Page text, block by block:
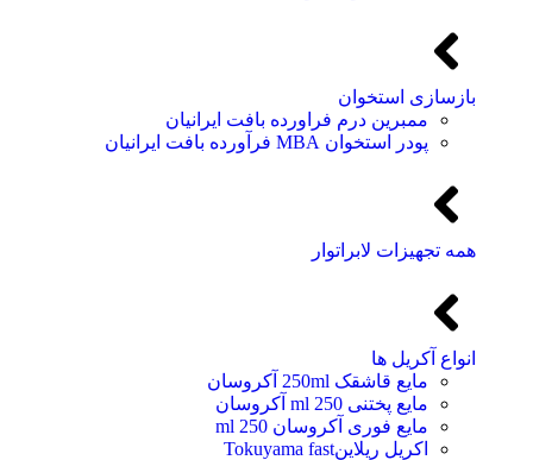
بازسازی استخوان
ممبرین درم فراورده بافت ایرانیان
پودر استخوان MBA فرآورده بافت ایرانیان
همه تجهیزات لابراتوار
انواع آکریل ها
مایع قاشقک 250ml آکروسان
مایع پختنی 250 ml آکروسان
مایع فوری آکروسان 250 ml
اکریل ریلاینTokuyama fast